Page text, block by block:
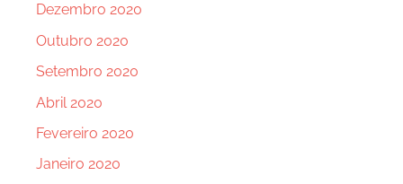
Dezembro 2020
Outubro 2020
Setembro 2020
Abril 2020
Fevereiro 2020
Janeiro 2020